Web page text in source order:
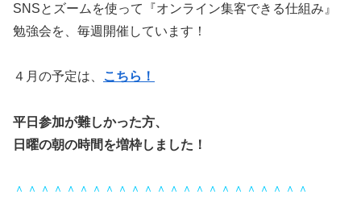
SNSとズームを使って『オンライン集客できる仕組み』
勉強会を、毎週開催しています！
４月の予定は、 こちら！
平日参加が難しかった方、
日曜の朝の時間を増枠しました！
＾＾＾＾＾＾＾＾＾＾＾＾＾＾＾＾＾＾＾＾＾＾＾